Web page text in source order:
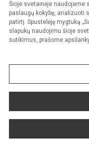
Šioje svetainėje naudojame
paslaugų kokybę, analizuoti
patirtį. Spustelėję mygtuką
slapukų naudojimu šioje
sutikimus, prašome
© 2024. Marijampolės
Kopijuoti turinį be raštiško
Sumanus būdas